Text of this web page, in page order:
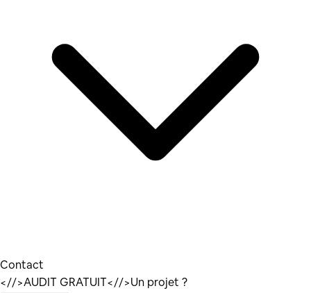
Contact
<//>AUDIT GRATUIT<//>Un projet ?